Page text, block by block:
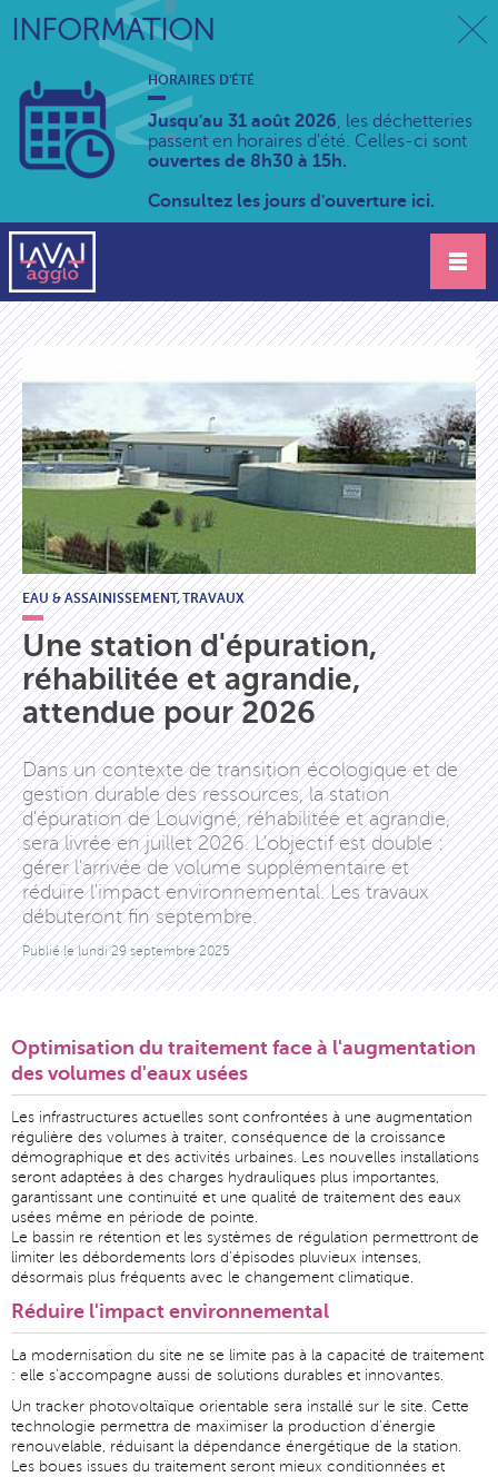
INFORMATION
HORAIRES D'ÉTÉ
Jusqu'au 31 août 2026, les déchetteries
passent en horaires d'été. Celles-ci sont
ouvertes de 8h30 à 15h.
Consultez les jours d'ouverture ici.
EAU & ASSAINISSEMENT,TRAVAUX
Une station d'épuration,
réhabilitée et agrandie,
attendue pour 2026
Dans un contexte de transition écologique et de
gestion durable des ressources, la station
d'épuration de Louvigné, réhabilitée et agrandie,
sera livrée en juillet 2026. L'objectif est double :
gérer l'arrivée de volume supplémentaire et
réduire l'impact environnemental. Les travaux
débuteront fin septembre.
Publié lelundi 29 septembre 2025
Optimisation du traitement face à l'augmentation
des volumes d'eaux usées
Les infrastructures actuelles sont confrontées à une augmentation
régulière des volumes à traiter, conséquence de la croissance
démographique et des activités urbaines. Les nouvelles installations
seront adaptées à des charges hydrauliques plus importantes,
garantissant une continuité et une qualité de traitement des eaux
usées même en période de pointe.
Le bassin re rétention et les systèmes de régulation permettront de
limiter les débordements lors d'épisodes pluvieux intenses,
désormais plus fréquents avec le changement climatique.
Réduire l'impact environnemental
La modernisation du site ne se limite pas à la capacité de traitement
: elle s'accompagne aussi de solutions durables et innovantes.
Un tracker photovoltaïque orientable sera installé sur le site. Cette
technologie permettra de maximiser la production d'énergie
renouvelable, réduisant la dépendance énergétique de la station.
Les boues issues du traitement seront mieux conditionnées et